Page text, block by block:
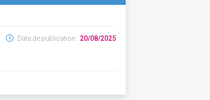
Date de publication : 20/08/2025